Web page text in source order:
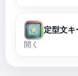
定型文
開く